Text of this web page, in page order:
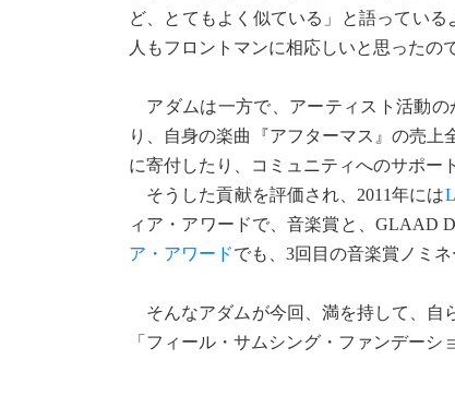
ど、とてもよく似ている」と語ってい
人もフロントマンに相応しいと思ったの
アダムは一方で、アーティスト活動の
り、自身の楽曲『アフターマス』の売上
に寄付したり、コミュニティへのサポー
そうした貢献を評価され、2011年には
ィア・アワードで、音楽賞と、GLAAD
ア・アワードでも、3回目の音楽賞ノミ
そんなアダムが今回、満を持して、自
「フィール・サムシング・ファンデー